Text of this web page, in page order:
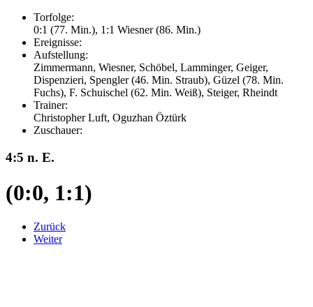
Torfolge:
0:1 (77. Min.), 1:1 Wiesner (86. Min.)
Ereignisse:
Aufstellung:
Zimmermann, Wiesner, Schöbel, Lamminger, Geiger,
Dispenzieri, Spengler (46. Min. Straub), Güzel (78. Min.
Fuchs), F. Schuischel (62. Min. Weiß), Steiger, Rheindt
Trainer:
Christopher Luft, Oguzhan Öztürk
Zuschauer:
4:5 n. E.
(0:0, 1:1)
Zurück
Weiter